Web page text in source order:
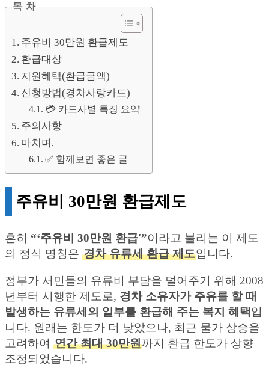
목 차
주유비 30만원 환급제도
환급대상
지원혜택(환급금액)
신청방법(경차사랑카드)
💳 카드사별 특징 요약
주의사항
마치며,
✅ 함께보면 좋은 글
주유비 30만원 환급제도
흔히 “‘주유비 30만원 환급'”이라고 불리는 이 제도
의 정식 명칭은 경차 유류세 환급 제도입니다.
정부가 서민들의 유류비 부담을 덜어주기 위해 2008
년부터 시행한 제도로, 경차 소유자가 주유를 할 때
발생하는 유류세의 일부를 환급해 주는 복지 혜택입
니다. 원래는 한도가 더 낮았으나, 최근 물가 상승을
고려하여 연간 최대 30만원까지 환급 한도가 상향
조정되었습니다.